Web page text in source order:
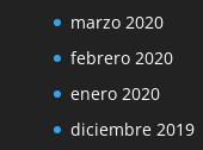
marzo 2020
febrero 2020
enero 2020
diciembre 2019